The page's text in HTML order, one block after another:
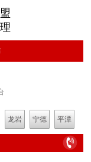
龙岩 宁德 平潭